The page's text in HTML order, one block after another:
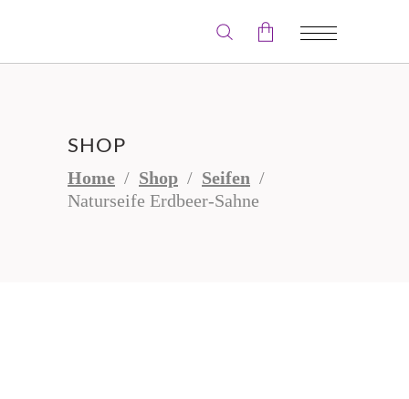
SHOP
Home / Shop / Seifen /
Naturseife Erdbeer-Sahne